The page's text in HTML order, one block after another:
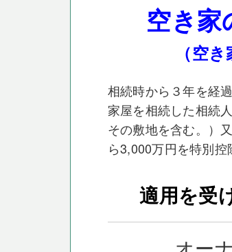
空き家
（空
相続時から３年を経
家屋を相続した相続
その敷地を含む。）
ら3,000万円を特別控
適用を受